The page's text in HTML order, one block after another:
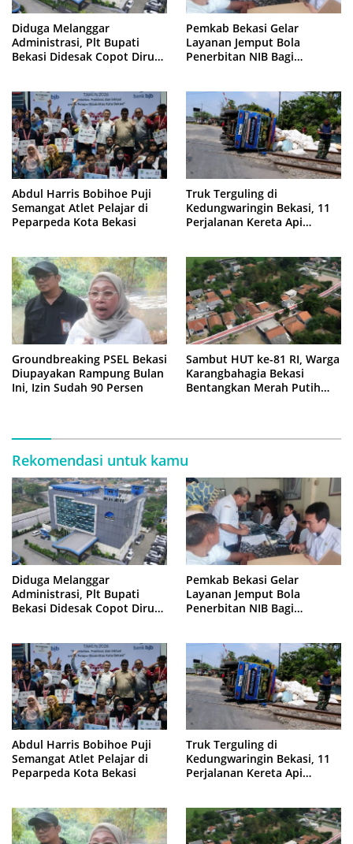
Diduga Melanggar
Administrasi, Plt Bupati
Bekasi Didesak Copot Dirum
Pemkab Bekasi Gelar
Layanan Jemput Bola
Penerbitan NIB Bagi
Abdul Harris Bobihoe Puji
Semangat Atlet Pelajar di
Peparpeda Kota Bekasi
Truk Terguling di
Kedungwaringin Bekasi, 11
Perjalanan Kereta Api
Groundbreaking PSEL Bekasi
Diupayakan Rampung Bulan
Ini, Izin Sudah 90 Persen
Sambut HUT ke-81 RI, Warga
Karangbahagia Bekasi
Bentangkan Merah Putih
Rekomendasi untuk kamu
Diduga Melanggar
Administrasi, Plt Bupati
Bekasi Didesak Copot Dirum
Pemkab Bekasi Gelar
Layanan Jemput Bola
Penerbitan NIB Bagi
Abdul Harris Bobihoe Puji
Semangat Atlet Pelajar di
Peparpeda Kota Bekasi
Truk Terguling di
Kedungwaringin Bekasi, 11
Perjalanan Kereta Api